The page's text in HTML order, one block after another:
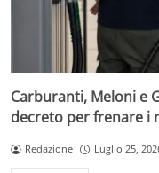
Carburanti, Meloni e
decreto per frenare i
Redazione Luglio 25,